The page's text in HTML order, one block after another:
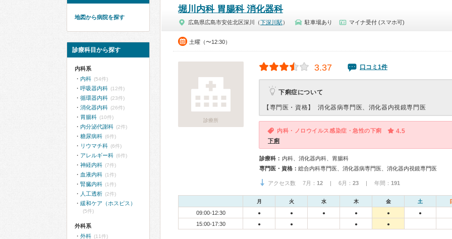
堀川内科 胃腸科 消化器科
広島県広島市安佐北区深川（下深川駅 ） 駐車場あり マイナ受付 (スマホ可)
土曜（〜12:30）
診療所
3.37 口コミ1件
下痢症について
【専門医・資格】 消化器病専門医、消化器内視鏡専門医
内科・ノロウイルス感染症・急性の下痢 4.5
下痢
診療科： 内科、消化器内科、胃腸科
専門医・資格： 総合内科専門医、消化器病専門医、消化器内視鏡専門医
アクセス数 7月： 12 | 6月： 23 | 年間： 191
月 火 水 木 金 土
09:00-12:30 ● ● ● ● ● ●
15:00-17:30 ● ● ● ●
地図から病院を探す
診療科目から探す
内科系
内科 (54件)
呼吸器内科 (12件)
循環器内科 (23件)
消化器内科 (26件)
胃腸科 (10件)
内分泌代謝科 (2件)
糖尿病科 (6件)
リウマチ科 (6件)
アレルギー科 (6件)
神経内科 (7件)
血液内科 (1件)
腎臓内科 (1件)
人工透析 (2件)
緩和ケア（ホスピス）
(5件)
外科系
外科 (11件)